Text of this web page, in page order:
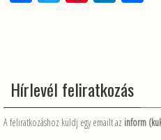
o
o
k
t
n
g
Hírlevél feliratkozás
A feliratkozáshoz küldj egy emailt az inform